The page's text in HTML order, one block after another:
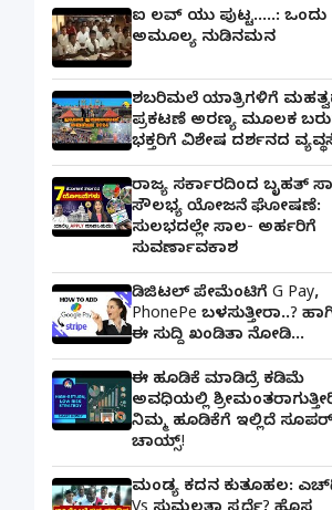
ಐ ಲವ್ ಯು ಪುಟ್ಟ.....: ಒಂದು
ಅಮೂಲ್ಯ ನುಡಿನಮನ
ಶಬರಿಮಲೆ ಯಾತ್ರಿಗಳಿಗೆ
ಪ್ರಕಟಣೆ ಅರಣ್ಯ ಮೂಲಕ
ಭಕ್ತರಿಗೆ ವಿಶೇಷ ದರ್ಶನದ ವ್ಯವಸ್ಥೆ
ರಾಜ್ಯ ಸರ್ಕಾರದಿಂದ ಬೃಹತ್
ಸೌಲಭ್ಯ ಯೋಜನೆ ಘೋಷಣೆ:
ಸುಲಭದಲ್ಲೇ ಸಾಲ- ಅರ್ಹರಿಗೆ
ಸುವರ್ಣಾವಕಾಶ
ಡಿಜಿಟಲ್ ಪೇಮೆಂಟಿಗೆ G Pay,
PhonePe ಬಳಸುತ್ತೀರಾ..?
ಈ ಸುದ್ದಿ ಖಂಡಿತಾ ನೋಡಿ...
ಈ ಹೂಡಿಕೆ ಮಾಡಿದ್ರೆ ಕಡಿಮೆ
ಅವಧಿಯಲ್ಲಿ
ನಿಮ್ಮ ಹೂಡಿಕೆಗೆ ಇಲ್ಲಿದೆ ಸೂಪರ್
ಚಾಯ್ಸ್‌!
ಮಂಡ್ಯ ಕದನ ಕುತೂಹಲ: